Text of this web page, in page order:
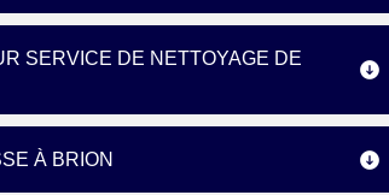
SERVICE DE NETTOYAGE DE
À BRION